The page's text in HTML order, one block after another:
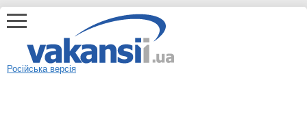
Російська версія